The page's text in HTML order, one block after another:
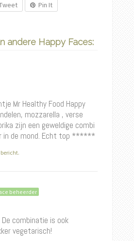
Pin It
andere Happy Faces:
Mr Healthy Food Happy
mozzarella , verse
zijn een geweldige combi
in de mond. Echt top ******
bericht.
beheerder
De combinatie is ook
vegetarisch!